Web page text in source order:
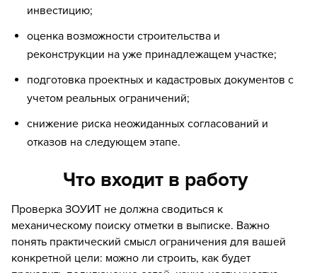
инвестицию;
оценка возможности строительства и
реконструкции на уже принадлежащем участке;
подготовка проектных и кадастровых документов с
учетом реальных ограничений;
снижение риска неожиданных согласований и
отказов на следующем этапе.
Что входит в работу
Проверка ЗОУИТ не должна сводиться к
механическому поиску отметки в выписке. Важно
понять практический смысл ограничения для вашей
конкретной цели: можно ли строить, как будет